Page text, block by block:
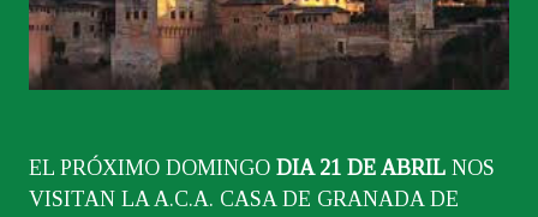
EL PRÓXIMO DOMINGO DIA 21 DE ABRIL NOS
VISITAN LA A.C.A. CASA DE GRANADA DE